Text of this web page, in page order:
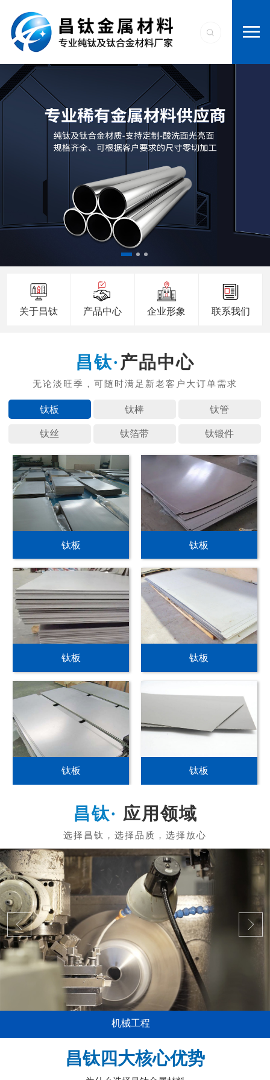
关于昌钛 产品中心 企业形象 联系我们
产品中心
钛板 钛棒 钛管
钛丝 钛箔带 钛锻件
钛板 钛板
钛板 钛板
钛板 钛板
应用领域
机械工程
昌钛四大核心优势